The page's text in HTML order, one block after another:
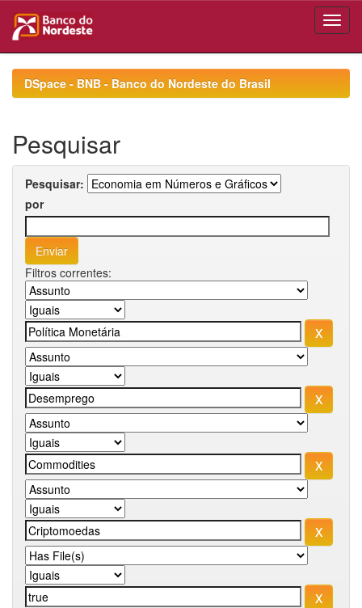
navigationDSpace - BNB - Banco do Nordeste do Brasil
Pesquisar
Pesquisar:
por
Filtros correntes: